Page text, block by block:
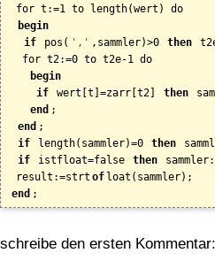
for t:=1 to length(wert) do
begin
if
pos( ',' ,sammler)>0 then
  for t2:=0 to t2e-1 do
begin
if
wert[t]=zarr[t2] then
end ;
end ;
if
length(sammler)=0 then
if
istfloat=false then
result:=strt of
end ;
schreibe den ersten Kommentar: